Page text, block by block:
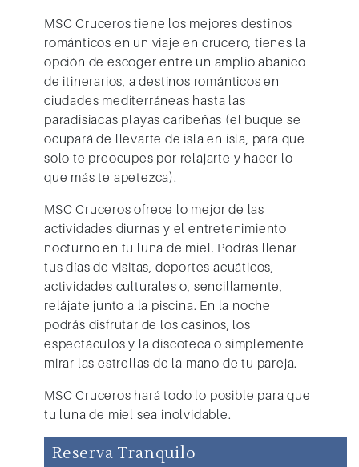
MSC Cruceros tiene los mejores destinos
románticos en un viaje en crucero, tienes la
opción de escoger entre un amplio abanico
de itinerarios, a destinos románticos en
ciudades mediterráneas hasta las
paradisiacas playas caribeñas (el buque se
ocupará de llevarte de isla en isla, para que
solo te preocupes por relajarte y hacer lo
que más te apetezca).
MSC Cruceros ofrece lo mejor de las
actividades diurnas y el entretenimiento
nocturno en tu luna de miel. Podrás llenar
tus días de visitas, deportes acuáticos,
actividades culturales o, sencillamente,
relájate junto a la piscina. En la noche
podrás disfrutar de los casinos, los
espectáculos y la discoteca o simplemente
mirar las estrellas de la mano de tu pareja.
MSC Cruceros hará todo lo posible para que
tu luna de miel sea inolvidable.
Reserva Tranquilo